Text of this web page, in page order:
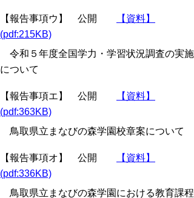
【報告事項ウ】 公開
【資料】
(pdf:215KB)
令和５年度全国学力・学習状況調査の実施
について
【報告事項エ】 公開
【資料】
(pdf:363KB)
鳥取県立まなびの森学園校章案について
【報告事項オ】 公開
【資料】
(pdf:336KB)
鳥取県立まなびの森学園における教育課程